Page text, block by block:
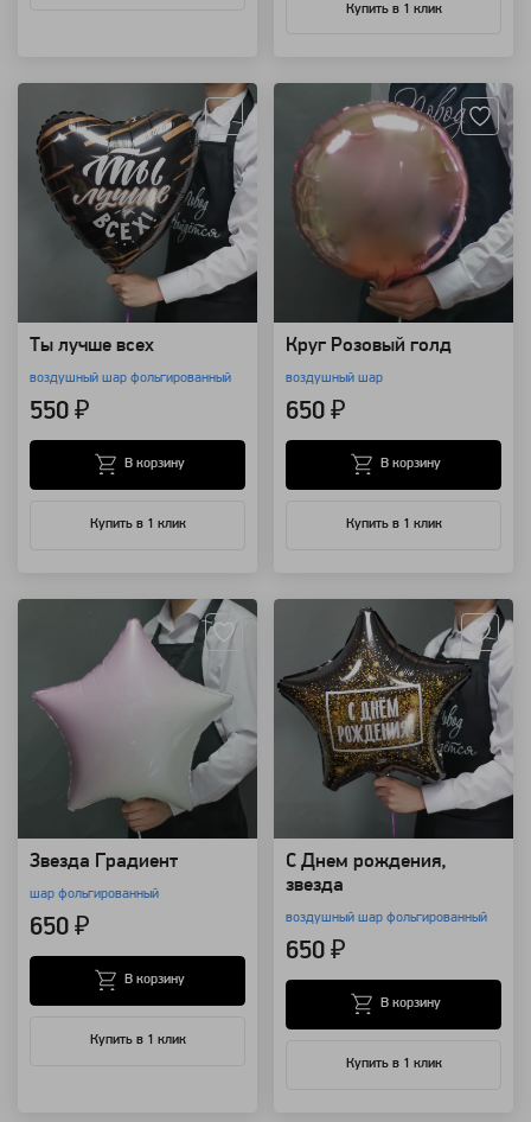
Купить в 1 клик
Ты лучше всех
воздушный шар фольгированный
550 ₽
Купить в 1 клик
В корзину
Круг Розовый голд
воздушный шар
650 ₽
Купить в 1 клик
В корзину
Звезда Градиент
шар фольгированный
650 ₽
Купить в 1 клик
В корзину
С Днем рождения,
звезда
воздушный шар фольгированный
650 ₽
Купить в 1 клик
В корзину